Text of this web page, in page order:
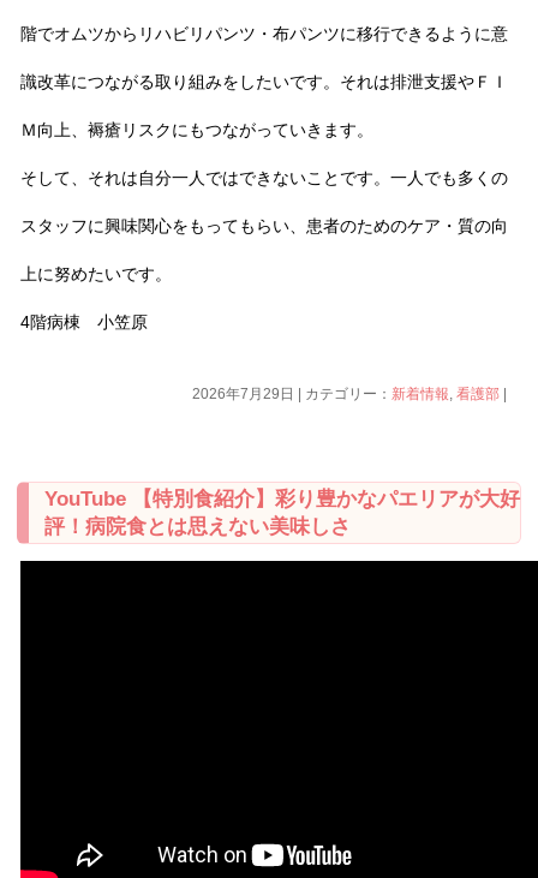
階でオムツからリハビリパンツ・布パンツに移行できるように意
識改革につながる取り組みをしたいです。それは排泄支援やＦＩ
Ｍ向上、褥瘡リスクにもつながっていきます。
そして、それは自分一人ではできないことです。一人でも多くの
スタッフに興味関心をもってもらい、患者のためのケア・質の向
上に努めたいです。
4階病棟 小笠原
2026年7月29日 | カテゴリー： 新着情報,看護部
YouTube 【特別食紹介】彩り豊かなパエリアが大好
評！病院食とは思えない美味しさ